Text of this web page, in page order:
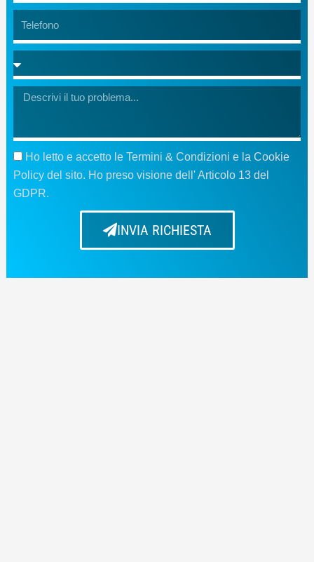
Message
GDPR
Ho letto e accetto le Termini & Condizioni e la Cookie
Policy del sito. Ho preso visione dell' Articolo 13 del
GDPR.
INVIA RICHIESTA